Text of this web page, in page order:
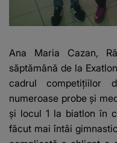
Ana Maria Cazan,
săptămână de la
cadrul competițiilor
numeroase probe și
și locul 1 la biatlon în
făcut mai întâi